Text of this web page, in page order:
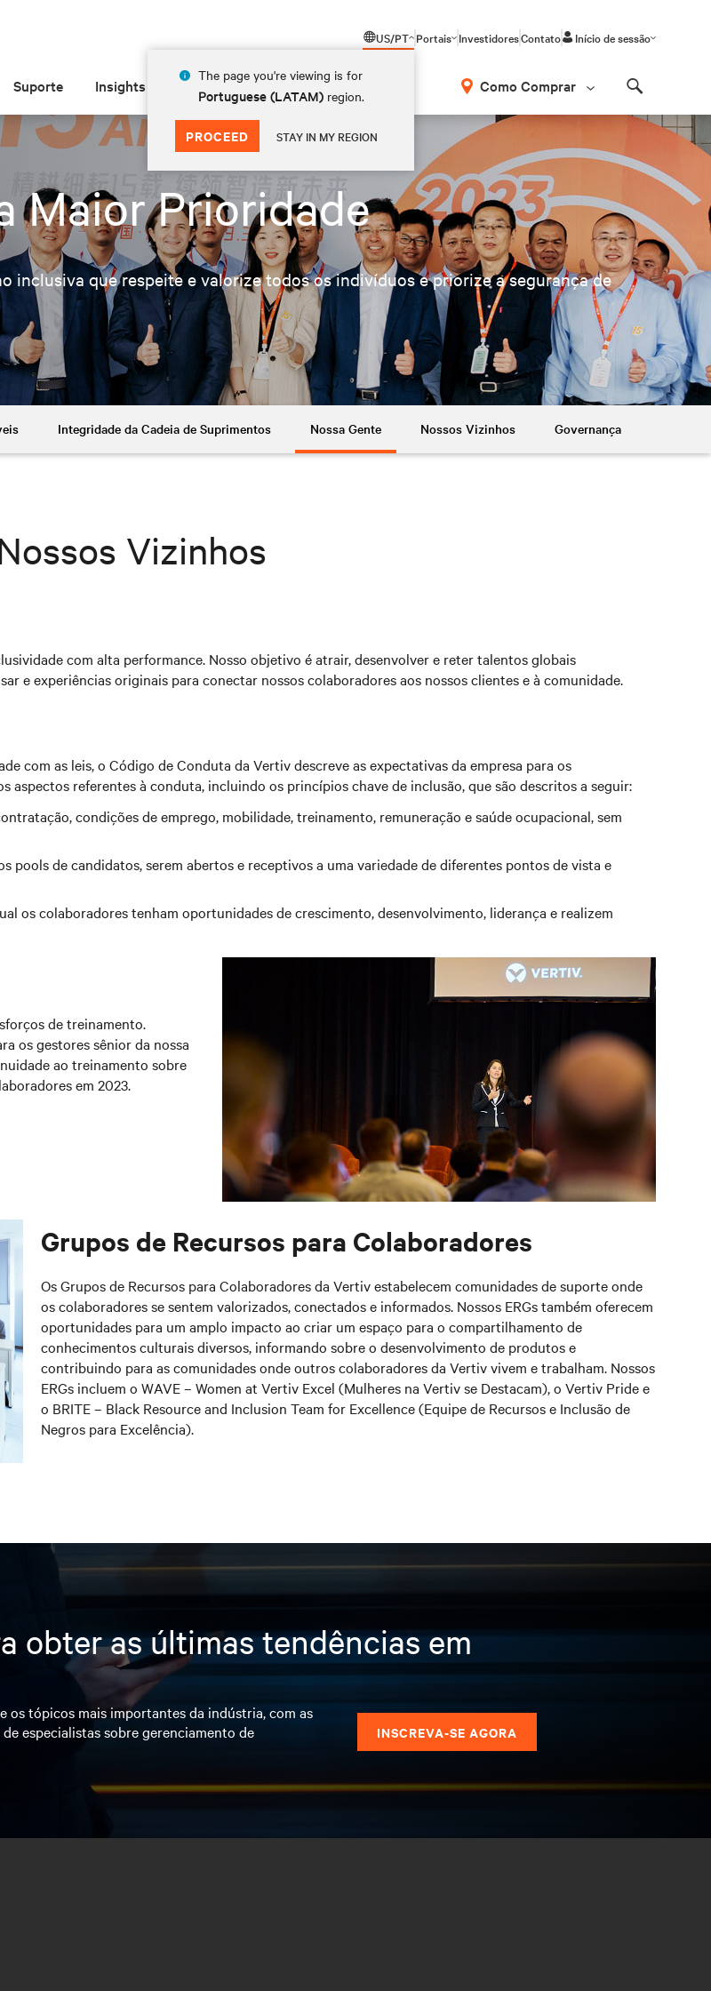
US/PT
The page you're viewing is for
Portuguese (LATAM) region.
PROCEED STAY IN MY REGION
Portais InvestidoresContato Início de sessão
Suporte Insights Sobre Como Comprar
Maior Prioridade
inclusiva que respeite e valorize todos os indivíduos e priorize a segurança de
Integridade da Cadeia de Suprimentos Nossa Gente Nossos Vizinhos Governança
Vizinhos
com alta performance. Nosso objetivo é atrair, desenvolver e reter talentos globais
e experiências originais para conectar nossos colaboradores aos nossos clientes e à comunidade.
com as leis, o Código de Conduta da Vertiv descreve as expectativas da empresa para os
aspectos referentes à conduta, incluindo os princípios chave de inclusão, que são descritos a seguir:
condições de emprego, mobilidade, treinamento, remuneração e saúde ocupacional, sem
pools de candidatos, serem abertos e receptivos a uma variedade de diferentes pontos de vista e
os colaboradores tenham oportunidades de crescimento, desenvolvimento, liderança e realizem
de treinamento.
os gestores sênior da nossa
ao treinamento sobre
em 2023.
Grupos de Recursos para Colaboradores
Os Grupos de Recursos para Colaboradores da Vertiv estabelecem comunidades de suporte onde
os colaboradores se sentem valorizados, conectados e informados. Nossos ERGs também oferecem
oportunidades para um amplo impacto ao criar um espaço para o compartilhamento de
conhecimentos culturais diversos, informando sobre o desenvolvimento de produtos e
contribuindo para as comunidades onde outros colaboradores da Vertiv vivem e trabalham. Nossos
ERGs incluem o WAVE – Women at Vertiv Excel (Mulheres na Vertiv se Destacam), o Vertiv Pride e
o BRITE – Black Resource and Inclusion Team for Excellence (Equipe de Recursos e Inclusão de
Negros para Excelência).
obter as últimas tendências em
os tópicos mais importantes da indústria, com as
especialistas sobre gerenciamento de
INSCREVA-SE AGORA